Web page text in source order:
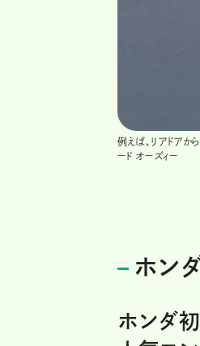
例えば、リアドアか
ード オーズィー
ホン
ホンダ